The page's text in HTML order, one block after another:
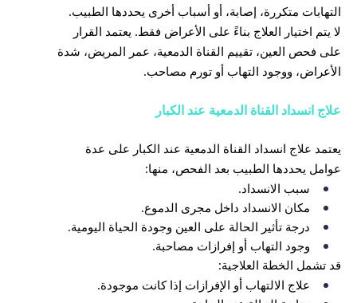
التهابات متكررة، إصابة، أو أسباب أخرى يحددها الطبيب.
لا يتم اختيار العلاج بناءً على الأعراض فقط. يعتمد القرار
على فحص العين، تقييم القناة الدمعية، عمر المريض، شدة
الأعراض، ووجود التهاب أو تورم مصاحب.
علاج انسداد القناة الدمعية عند الكبار
يعتمد علاج انسداد القناة الدمعية عند الكبار على عدة
عوامل يحددها الطبيب بعد الفحص، منها:
سبب الانسداد.
مكان الانسداد داخل مجرى الدموع.
درجة تأثير الحالة على العين وجودة الحياة اليومية.
وجود التهاب أو إفرازات مصاحبة.
قد تشمل الخطة العلاجية:
علاج الالتهاب أو الإفرازات إذا كانت موجودة.